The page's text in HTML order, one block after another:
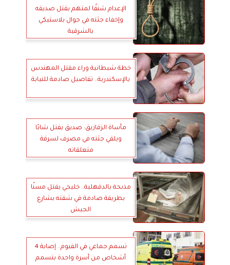
الإعدام شنقًا لمتهم بقتل صديقه
وإخفاء جثته في جوال بلاستيكي
بالشرقية
خطة شيطانية وراء مقتل المهندس
بالإسكندرية.. تفاصيل صادمة للنيابة
مأساة الزقازيق: صديق يقتل شابًا
ويلقي جثته في مصرف لسرقة
متعلقاته
مذبحة بالدقهلية.. خليجي يقتل مسنًا
بطريقة صادمة في شقته بشارع
الجيش
تسمم جماعي في الفيوم.. إصابة 4
أشخاص من أسرة واحدة بتسمم